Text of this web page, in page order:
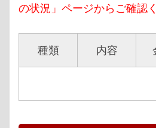
の状況」ページからご確認
種類 内容